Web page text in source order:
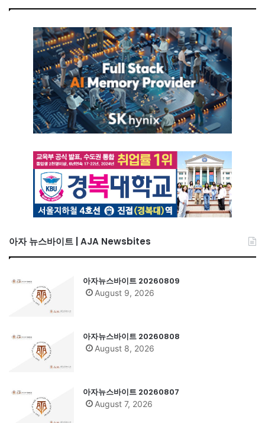
아자 뉴스바이트 | AJA Newsbites
아자뉴스바이트 20260809
August 9, 2026
아자뉴스바이트 20260808
August 8, 2026
아자뉴스바이트 20260807
August 7, 2026